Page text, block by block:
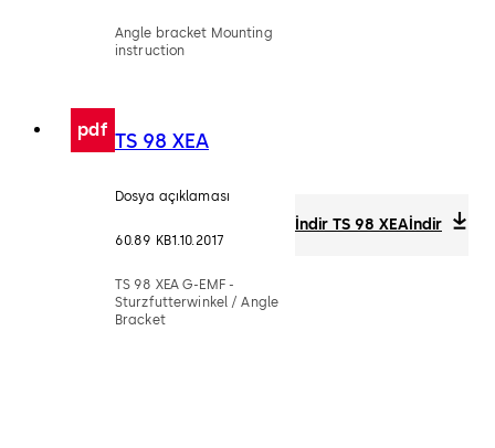
Angle bracket Mounting
instruction
pdf TS 98 XEA
Dosya açıklaması
60.89 KB1.10.2017
TS 98 XEA G-EMF -
Sturzfutterwinkel / Angle
Bracket
İndir TS 98 XEAİndir